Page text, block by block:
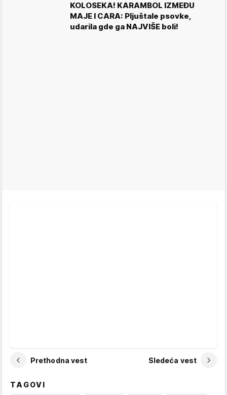
KOLOSEKA! KARAMBOL IZMEĐU
MAJE I CARA: Pljuštale psovke,
udarila gde ga NAJVIŠE boli!
Prethodna vest Sledeća vest
TAGOVI